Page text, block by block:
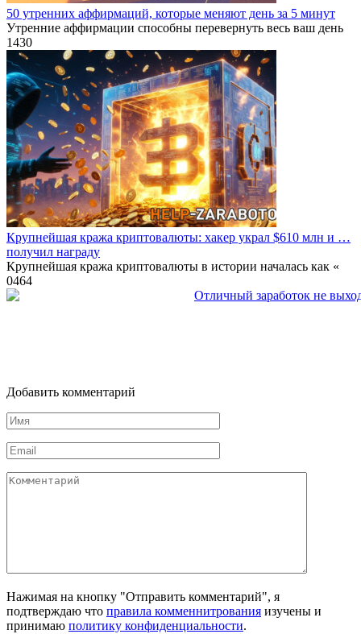
50 утренних аффирмаций, которые меняют день за 5 минут
Утренние аффирмации способны перевернуть весь ваш день
1430
Крупнейшая кража криптовалюты: хакер украл $610 млн и …
получил награду
Крупнейшая кража криптовалюты в истории началась как «
0464
Добавить комментарий
Имя
*
Email
*
Комментарий
Нажимая на кнопку "Отправить комментарий", я
подтверждаю что правила комменнитрования изучены и
принимаю политику конфиденциальности.